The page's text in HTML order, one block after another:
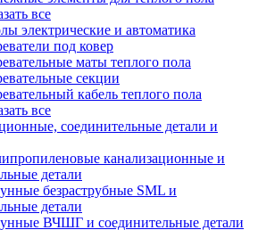
все
электрические и автоматика
под ковер
маты теплого пола
секции
кабель теплого пола
все
соединительные детали и
канализационные и
детали
безраструбные SML и
детали
ВЧШГ и соединительные детали